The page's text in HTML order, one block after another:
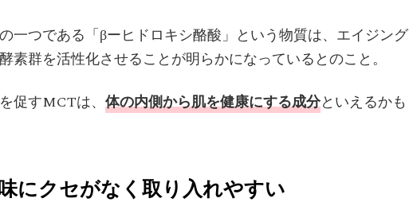
一つである「βーヒドロキシ酪酸」という物質は、エイジング
素群を活性化させることが明らかになっているとのこと。
促すMCTは、 体の内側から肌を健康にする成分といえるかも
にクセがなく取り入れやすい